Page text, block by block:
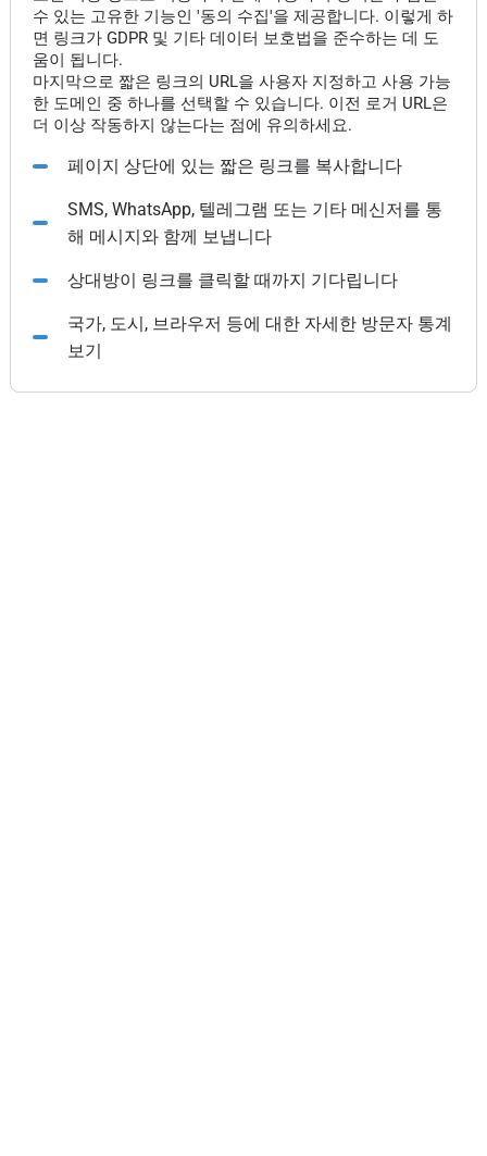
수 있는 고유한 기능인 '동의 수집'을 제공합니다. 이렇게 하
면 링크가 GDPR 및 기타 데이터 보호법을 준수하는 데 도
움이 됩니다.
마지막으로 짧은 링크의 URL을 사용자 지정하고 사용 가능
한 도메인 중 하나를 선택할 수 있습니다. 이전 로거 URL은
더 이상 작동하지 않는다는 점에 유의하세요.
페이지 상단에 있는 짧은 링크를 복사합니다
SMS, WhatsApp, 텔레그램 또는 기타 메신저를 통
해 메시지와 함께 보냅니다
상대방이 링크를 클릭할 때까지 기다립니다
국가, 도시, 브라우저 등에 대한 자세한 방문자 통계
보기